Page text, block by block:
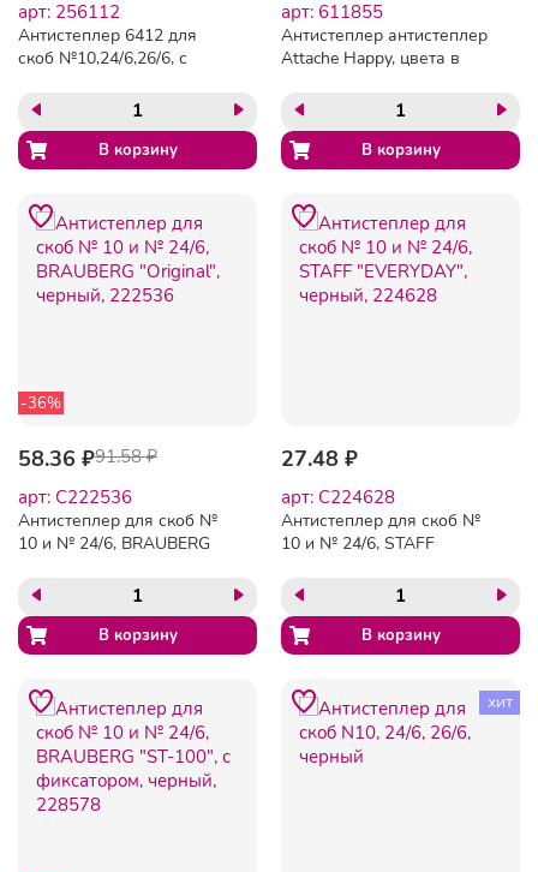
арт: 256112
Антистеплер 6412 для
скоб №10,24/6,26/6, с
арт: 611855
Антистеплер антистеплер
Attache Happy, цвета в
-36%
58.36 ₽91.58 ₽
арт: C222536
Антистеплер для скоб №
10 и № 24/6, BRAUBERG
27.48 ₽
арт: C224628
Антистеплер для скоб №
10 и № 24/6, STAFF
224628
хит